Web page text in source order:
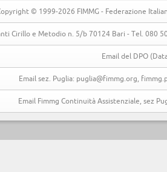
© 1999-2026 FIMMG - Federazione
Cirillo e Metodio n. 5/b 70124 Bari - Tel. 080
Email del DPO
Email sez. Puglia: puglia@fimmg.org,
Email Fimmg Continuità Assistenziale, sez